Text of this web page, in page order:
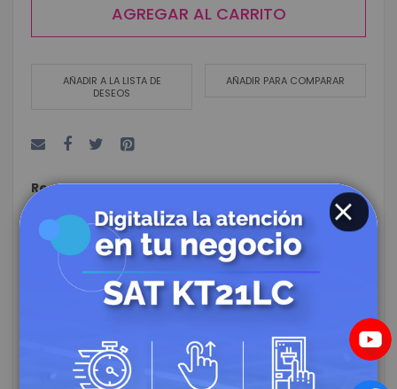
AGREGAR AL CARRITO
AÑADIR A LA LISTA DE
DESEOS
AÑADIR PARA COMPARAR
Resumen
Impresora de etiquetas Zebra ZD421 con Wi-Fi, USB y
transferencia térmica. 203 dpi, rápida y compacta,
ideal para ambientes que requieren movilidad.
Incluye:
Impresora Zebra ZD421 (ZD4A042-301W02EZ)
Conectividad Wi-Fi integrada
Porta-ribbon (soporte para cinta)
CLOSE